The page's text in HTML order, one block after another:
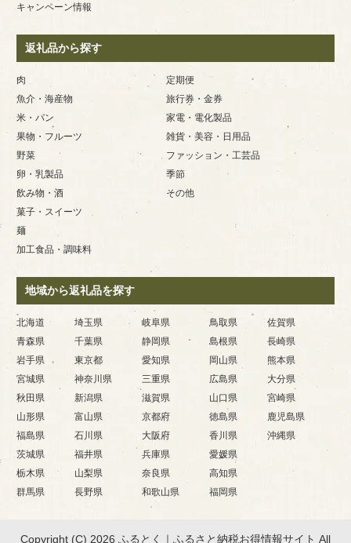
キャンペーン情報
返礼品から探す
肉
魚介・海産物
米・パン
果物・フルーツ
野菜
卵・乳製品
飲み物・酒
菓子・スイーツ
麺
加工食品・調味料
定期便
旅行券・金券
家電・電化製品
雑貨・美容・日用品
ファッション・工芸品
季節
その他
地域から返礼品を探す
北海道
青森県
岩手県
宮城県
秋田県
山形県
福島県
茨城県
栃木県
群馬県
埼玉県
千葉県
東京都
神奈川県
新潟県
富山県
石川県
福井県
山梨県
長野県
岐阜県
静岡県
愛知県
三重県
滋賀県
京都府
大阪府
兵庫県
奈良県
和歌山県
鳥取県
島根県
岡山県
広島県
山口県
徳島県
香川県
愛媛県
高知県
福岡県
佐賀県
長崎県
熊本県
大分県
宮崎県
鹿児島県
沖縄県
Copyright (C) 2026 ふるとく｜ふるさと納税お得情報サイト All